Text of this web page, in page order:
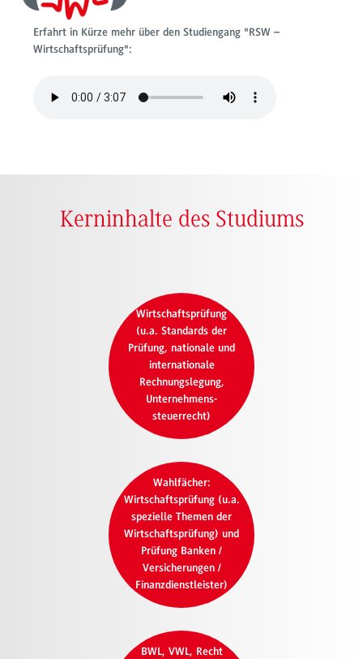
Erfahrt in Kürze mehr über den Studiengang "RSW –
Wirtschaftsprüfung":
Kerninhalte des Studiums
Wirtschaftsprüfung
(u.a. Standards der
Prüfung, nationale und
internationale
Rechnungslegung,
Unternehmens-
steuerrecht)
Wahlfächer:
Wirtschaftsprüfung (u.a.
spezielle Themen der
Wirtschaftsprüfung) und
Prüfung Banken /
Versicherungen /
Finanzdienstleister)
BWL, VWL, Recht